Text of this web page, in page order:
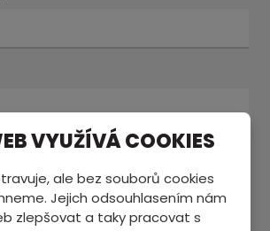
VYUŽÍVÁ COOKIES
ale bez souborů cookies
Jejich odsouhlasením nám
zlepšovat a taky pracovat s